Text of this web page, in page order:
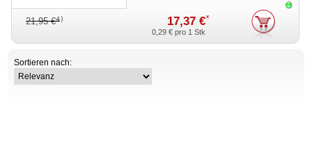
21,95 €4) 17,37 €*
0,29 €pro 1 Stk
Sortieren nach: